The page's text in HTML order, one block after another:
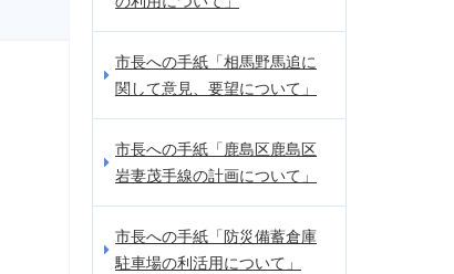
市長への手紙「相馬野馬追に
関して意見、要望について」
市長への手紙「鹿島区鹿島区
岩妻茂手線の計画について」
市長への手紙「防災備蓄倉庫
駐車場の利活用について」